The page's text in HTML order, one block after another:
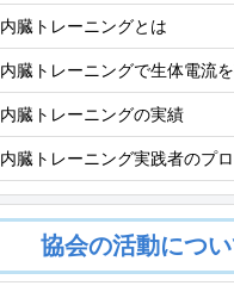
内臓トレーニングとは
内臓トレーニングで生体電流
内臓トレーニングの実績
内臓トレーニング実践者のプ
協会の活動につ